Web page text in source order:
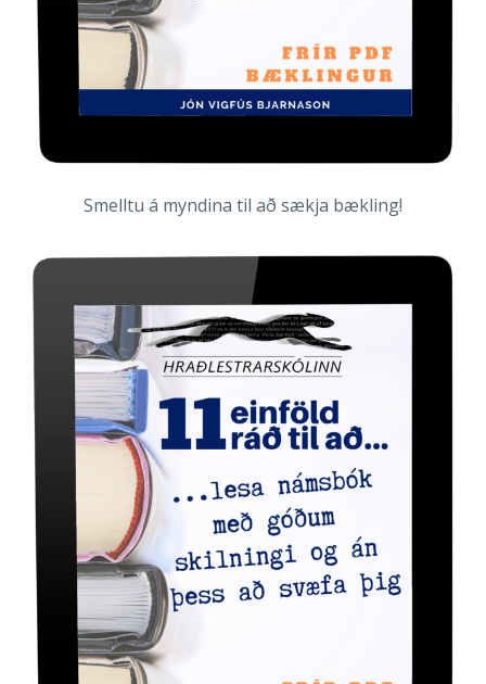
Smelltu á myndina til að sækja bækling!